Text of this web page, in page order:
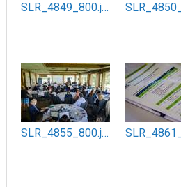
SLR_4849_800.jpg
SLR_4855_800.jpg